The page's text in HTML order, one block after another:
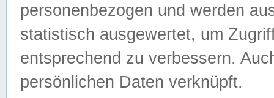
personenbezogen und werden
statistisch ausgewertet, um
entsprechend zu verbessern.
persönlichen Daten verknüpft.